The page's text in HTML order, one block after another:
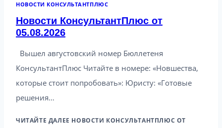
НОВОСТИ КОНСУЛЬТАНТПЛЮС
Новости КонсультантПлюс от
05.08.2026
Вышел августовский номер Бюллетеня
КонсультантПлюс Читайте в номере: «Новшества,
которые стоит попробовать»: Юристу: «Готовые
решения…
ЧИТАЙТЕ ДАЛЕЕ НОВОСТИ КОНСУЛЬТАНТПЛЮС ОТ